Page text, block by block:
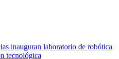
inauguran laboratorio de robótica
tecnológica